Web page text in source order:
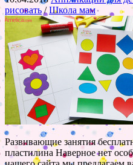
рисовать/Школа мам
Развивающие занятия
пластилина Наверное нет